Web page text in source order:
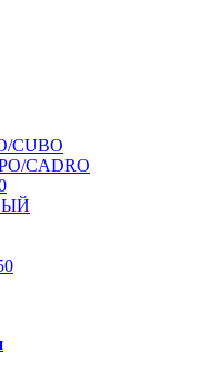
CUBO
CADRO